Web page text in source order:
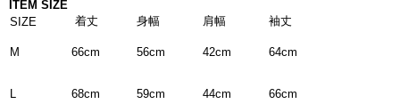
ITEM SIZE
SIZE
着丈 身幅 肩幅 袖丈
M 66cm 56cm 42cm 64cm
L 68cm 59cm 44cm 66cm